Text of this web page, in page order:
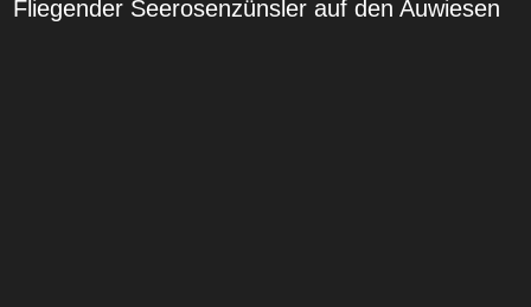
Fliegender Seerosenzünsler auf den Auwiesen